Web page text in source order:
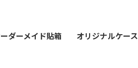
ダーメイド貼箱 オリジナルケース